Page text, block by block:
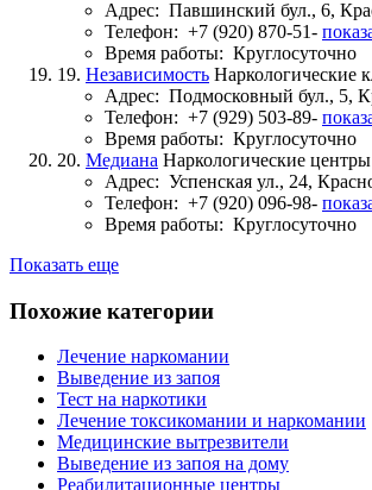
Адрес: Павшинский бул., 6,
Телефон: +7 (920) 870-51-
Время работы: Круглосуточно
19. Независимость Наркологические
Адрес: Подмосковный бул., 5,
Телефон: +7 (929) 503-89-
Время работы: Круглосуточно
20. Медиана Наркологические центры
Адрес: Успенская ул., 24,
Телефон: +7 (920) 096-98-
Время работы: Круглосуточно
Показать еще
Похожие категории
Лечение наркомании
Выведение из запоя
Тест на наркотики
Лечение токсикомании и наркомании
Медицинские вытрезвители
Выведение из запоя на дому
Реабилитационные центры